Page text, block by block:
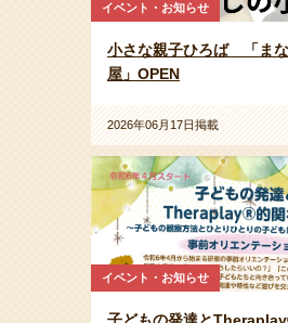
イベント・お知らせ
小さな親子ひろば 「ま
屋」OPEN
2026年06月17日掲載
イベント・お知らせ